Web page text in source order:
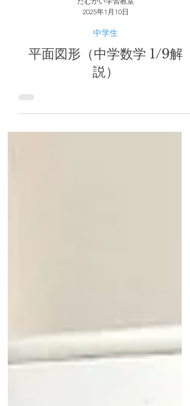
たむかい学習教室
2025年1月10日
中学生
平面図形（中学数学 1/9解